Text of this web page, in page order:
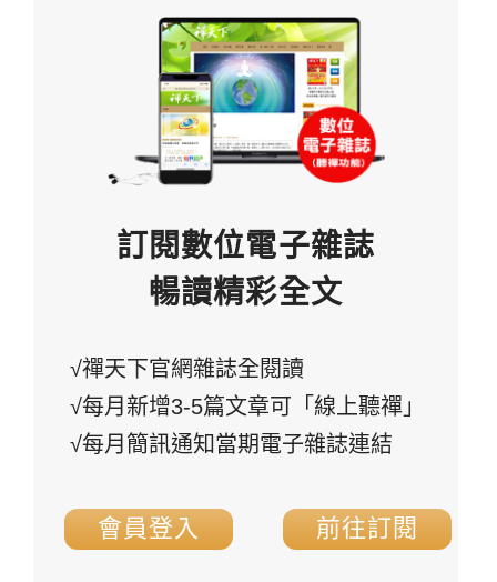
訂閱數位電子雜誌
暢讀精彩全文
√禪天下官網雜誌全閱讀
√每月新增3-5篇文章可「線上聽禪」
√每月簡訊通知當期電子雜誌連結
會員登入 前往訂閱